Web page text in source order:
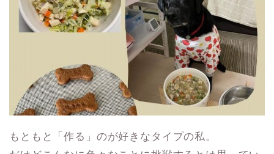
もともと「作る」のが好きなタイプの私。